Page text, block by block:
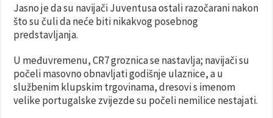
Jasno je da su navijači Juventusa ostali razočarani nakon
što su čuli da neće biti nikakvog posebnog
predstavljanja.
U međuvremenu, CR7 groznica se nastavlja; navijači su
počeli masovno obnavljati godišnje ulaznice, a u
službenim klupskim trgovinama, dresovi s imenom
velike portugalske zvijezde su počeli nemilice nestajati.